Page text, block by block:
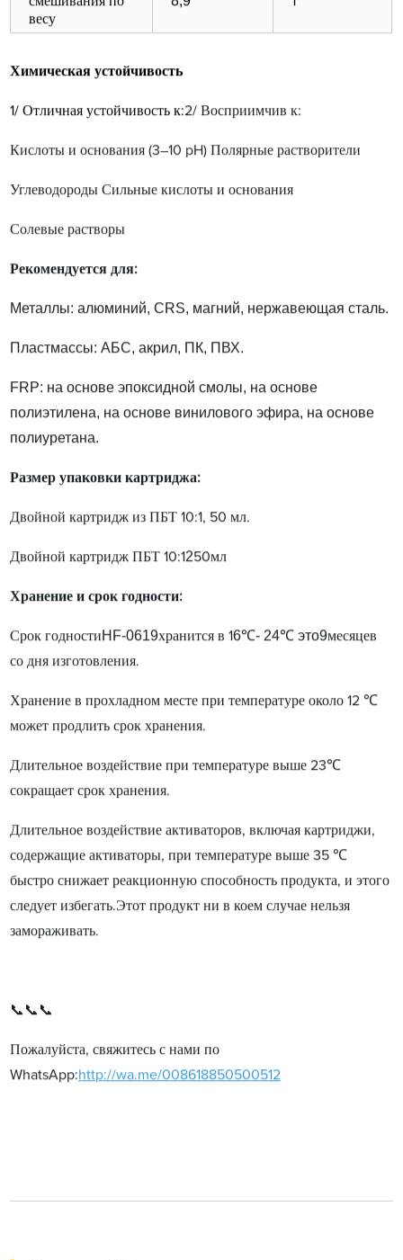
весу
Химическая устойчивость
1/ Отличная устойчивость к:2/ Восприимчив к:
Кислоты и основания (3–10 pH) Полярные растворители
Углеводороды Сильные кислоты и основания
Солевые растворы
Рекомендуется для:
Металлы: алюминий, CRS, магний, нержавеющая сталь.
Пластмассы: АБС, акрил, ПК, ПВХ.
FRP: на основе эпоксидной смолы, на основе
полиэтилена, на основе винилового эфира, на основе
полиуретана.
Размер упаковки картриджа:
Двойной картридж из ПБТ 10:1, 50 мл.
Двойной картридж ПБТ 10:1250мл
Хранение и срок годности:
Срок годностиHF-0619хранится в 16℃- 24℃ это9месяцев
со дня изготовления.
Хранение в прохладном месте при температуре около 12 ℃
может продлить срок хранения.
Длительное воздействие при температуре выше 23℃
сокращает срок хранения.
Длительное воздействие активаторов, включая картриджи,
содержащие активаторы, при температуре выше 35 ℃
быстро снижает реакционную способность продукта, и этого
следует избегать.Этот продукт ни в коем случае нельзя
замораживать.
📞📞📞
Пожалуйста, свяжитесь с нами по
WhatsApp:http://wa.me/008618850500512